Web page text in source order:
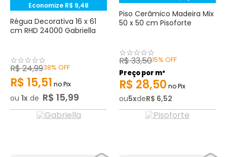
Economize R$ 9,48
Régua Decorativa 16 x 61
cm RHD 24000 Gabriella
☆☆☆☆☆
R$24,9938% OFF
R$ 15,51 no Pix
ou 1 de R$ 15,99
Piso Cerâmico Madeira Mix
50 x 50 cm Pisoforte
☆☆☆☆☆
R$33,5015% OFF
Preço por m²
R$ 28,50 no Pix
ou5xdeR$ 6,52